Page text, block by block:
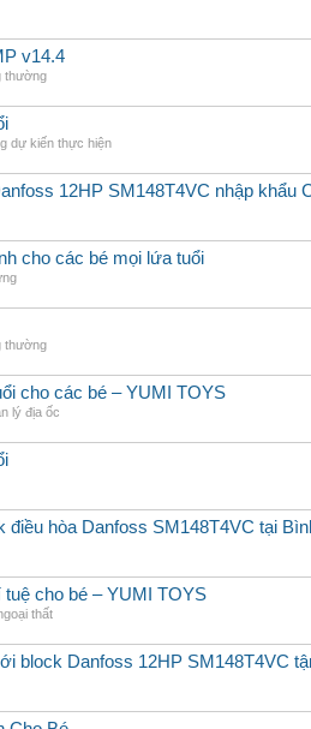
v14.4
thường
dự kiến thực hiện
12HP SM148T4VC nhập khẩu
cho các bé mọi lứa tuổi
thường
cho các bé – YUMI TOYS
lý địa ốc
điều hòa Danfoss SM148T4VC tại
cho bé – YUMI TOYS
thất
block Danfoss 12HP SM148T4VC